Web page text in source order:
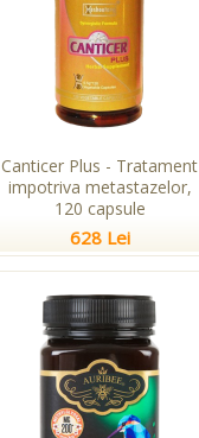
Canticer Plus - Tratament
impotriva metastazelor,
120 capsule
628 Lei